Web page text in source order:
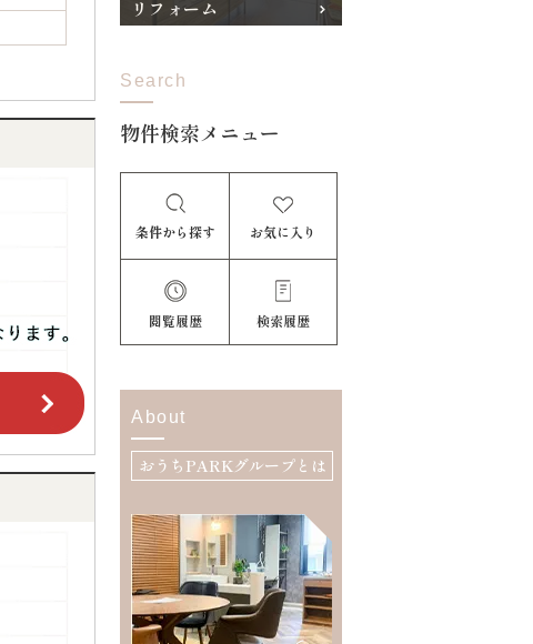
リフォーム
Search
物件検索メニュー
条件から探す お気に入り
閲覧履歴 検索履歴
About
おうちPARKグループとは